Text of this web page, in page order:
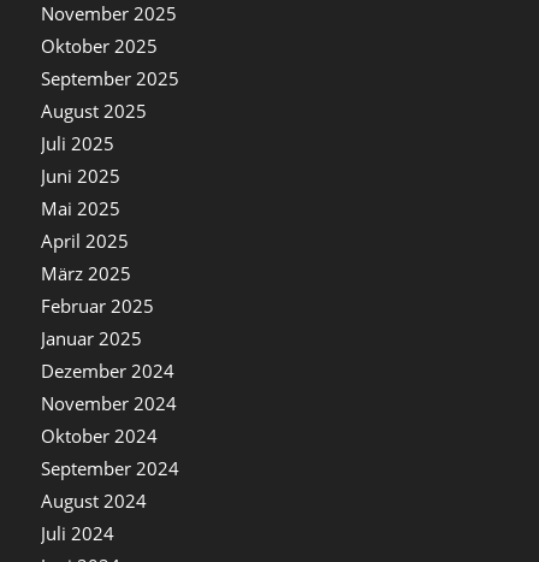
November 2025
Oktober 2025
September 2025
August 2025
Juli 2025
Juni 2025
Mai 2025
April 2025
März 2025
Februar 2025
Januar 2025
Dezember 2024
November 2024
Oktober 2024
September 2024
August 2024
Juli 2024